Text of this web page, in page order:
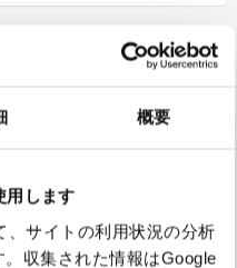
概要
用します
、サイトの利用状況の分析
収集された情報はGoogle
newsletter